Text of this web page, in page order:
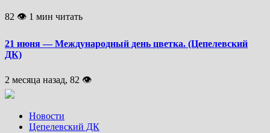
82 👁 1 мин читать
21 июня — Международный день цветка. (Цепелевский
ДК)
2 месяца назад, 82 👁
Новости
Цепелевский ДК